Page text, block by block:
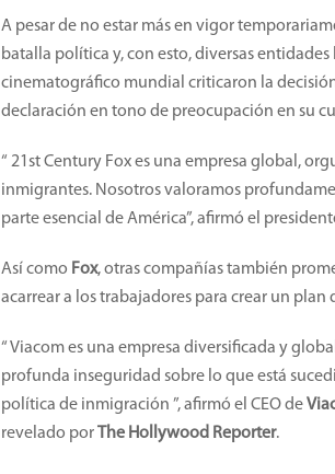
A pesar de no estar más en vigor
batalla política y, con esto, diversas
cinematográfico mundial criticaron la
declaración en tono de preocupación en su
“ 21st Century Fox es una empresa global,
inmigrantes. Nosotros valoramos
parte esencial de América”, afirmó el
Así como Fox, otras compañías también
acarrear a los trabajadores para crear un plan
“ Viacom es una empresa diversificada y
profunda inseguridad sobre lo que está
política de inmigración ”, afirmó el CEO de
revelado porThe Hollywood Reporter.